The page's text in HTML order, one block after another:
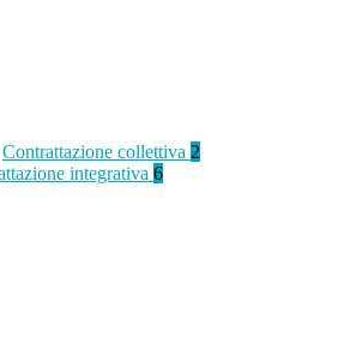
Contrattazione collettiva 2
integrativa 6